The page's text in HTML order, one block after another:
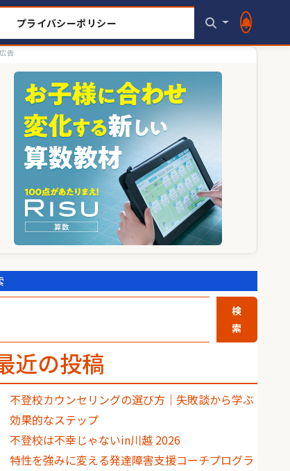
プライバシーポリシー
告
検
索
近の投稿
不登校カウンセリングの選び方｜失敗談から学ぶ
効果的なステップ
不登校は不幸じゃないin川越 2026
特性を強みに変える発達障害支援コーチプログラ